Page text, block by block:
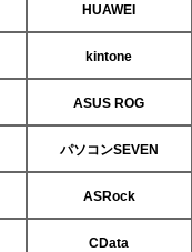
HUAWEI
kintone
ASUS ROG
パソコンSEVEN
ASRock
CData